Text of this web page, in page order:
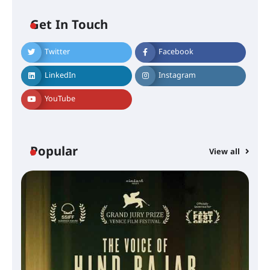
Get In Touch
Twitter Facebook
LinkedIn Instagram
YouTube
Popular View all
സെന്റ് ജോസഫ്സ് കോളജ്